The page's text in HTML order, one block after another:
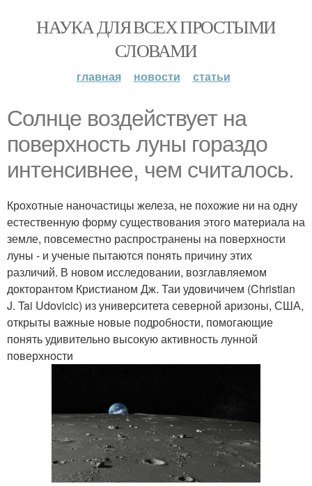
НАУКА ДЛЯ ВСЕХ ПРОСТЫМИ
СЛОВАМИ
главная новости статьи
Солнце воздействует на
поверхность луны гораздо
интенсивнее, чем считалось.
Крохотные наночастицы железа, не похожие ни на одну
естественную форму существования этого материала на
земле, повсеместно распространены на поверхности
луны - и ученые пытаются понять причину этих
различий. В новом исследовании, возглавляемом
докторантом Кристианом Дж. Таи удовичичем (Christian
J. Tai Udovicic) из университета северной аризоны, США,
открыты важные новые подробности, помогающие
понять удивительно высокую активность лунной
поверхности